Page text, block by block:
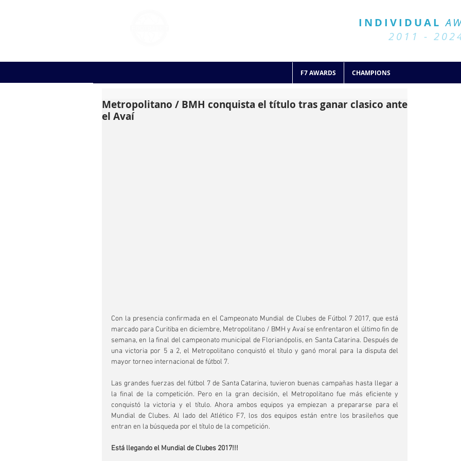
INDIVIDUAL
2011 -
F7 AWARDS CHAMPIONS
Metropolitano / BMH conquista el título tras ganar clasico ante
el Avaí
Con la presencia confirmada en el Campeonato Mundial de Clubes de Fútbol 7 2017, que está
marcado para Curitiba en diciembre, Metropolitano / BMH y Avaí se enfrentaron el último fin de
semana, en la final del campeonato municipal de Florianópolis, en Santa Catarina. Después de
una victoria por 5 a 2, el Metropolitano conquistó el título y ganó moral para la disputa del
mayor torneo internacional de fútbol 7.
Las grandes fuerzas del fútbol 7 de Santa Catarina, tuvieron buenas campañas hasta llegar a
la final de la competición. Pero en la gran decisión, el Metropolitano fue más eficiente y
conquistó la victoria y el título. Ahora ambos equipos ya empiezan a prepararse para el
Mundial de Clubes. Al lado del Atlético F7, los dos equipos están entre los brasileños que
entran en la búsqueda por el título de la competición.
Está llegando el Mundial de Clubes 2017!!!